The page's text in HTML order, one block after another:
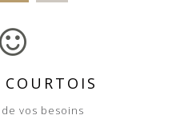
COURTOIS
vos besoins